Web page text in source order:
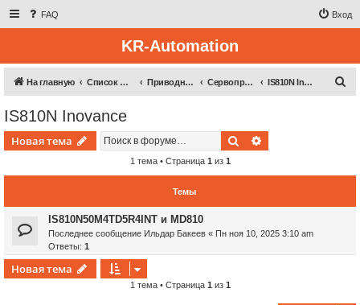
FAQ Вход
KR-Automation
На главную Список форумов Приводная техника Сервоприводы (Inovance, Veikong) IS810N Inovance
IS810N Inovance
Новая тема Поиск
1 тема • Страница 1 из 1
Темы
IS810N50M4TD5R4INT и MD810
Последнее сообщение Ильдар Бакеев « Пн ноя 10, 2025 3:10 am
Ответы: 1
Новая тема
1 тема • Страница 1 из 1